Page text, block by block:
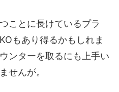
ことに長けているプラ
もあり得るかもしれま
ンターを取るにも上手い
せんが。